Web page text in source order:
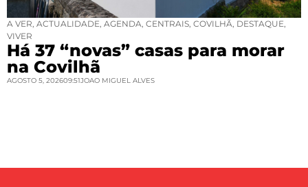
A VER, ACTUALIDADE, AGENDA, CENTRAIS, COVILHÃ, DESTAQUE,
VIVER
Há 37 “novas” casas para morar
na Covilhã
AGOSTO 5, 202609:51JOAO MIGUEL ALVES